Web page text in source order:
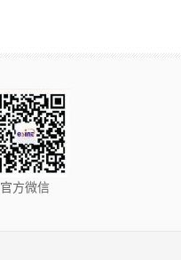
官方微信